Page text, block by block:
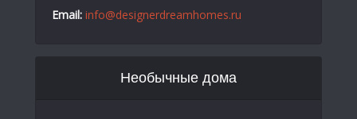
Email: info@designerdreamhomes.ru
Необычные дома